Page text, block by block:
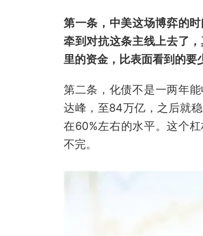
第一条，中美这场博弈的
牵到对抗这条主线上去了
里的资金，比表面看到的要
第二条，化债不是一两年
达峰，至84万亿，之后就
在60%左右的水平。这个
不完。